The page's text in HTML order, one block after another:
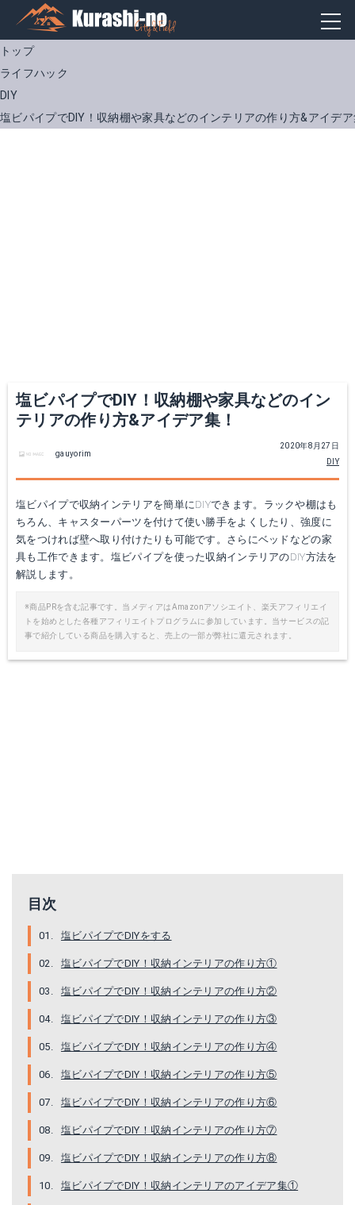
トップ
ライフハック
DIY
塩ビパイプでDIY！収納棚や家具などのインテリアの作り方&アイデ
塩ビパイプでDIY！収納棚や家具などのイン
テリアの作り方&アイデア集！
2020年8月27日
DIY
gauyorim
塩ビパイプで収納インテリアを簡単にDIYできます。ラックや棚はも
ちろん、キャスターパーツを付けて使い勝手をよくしたり、強度に
気をつければ壁へ取り付けたりも可能です。さらにベッドなどの家
具も工作できます。塩ビパイプを使った収納インテリアのDIY方法を
解説します。
※商品PRを含む記事です。当メディアはAmazonアソシエイト、楽天アフィリエイ
トを始めとした各種アフィリエイトプログラムに参加しています。当サービスの記
事で紹介している商品を購入すると、売上の一部が弊社に還元されます。
目次
塩ビパイプでDIYをする
塩ビパイプでDIY！収納インテリアの作り方①
塩ビパイプでDIY！収納インテリアの作り方②
塩ビパイプでDIY！収納インテリアの作り方③
塩ビパイプでDIY！収納インテリアの作り方④
塩ビパイプでDIY！収納インテリアの作り方⑤
塩ビパイプでDIY！収納インテリアの作り方⑥
塩ビパイプでDIY！収納インテリアの作り方⑦
塩ビパイプでDIY！収納インテリアの作り方⑧
塩ビパイプでDIY！収納インテリアのアイデア集①